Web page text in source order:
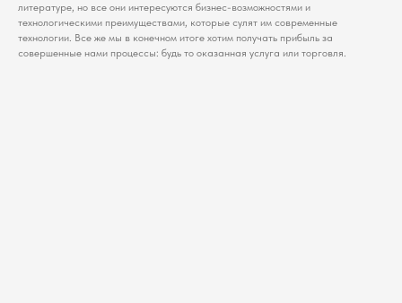
литературе, но все они интересуются бизнес-возможностями и
технологическими преимуществами, которые сулят им современные
технологии. Все же мы в конечном итоге хотим получать прибыль за
совершенные нами процессы: будь то оказанная услуга или торговля.